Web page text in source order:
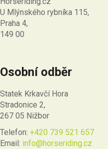
U Mlýnského rybníka 115,
Praha 4,
149 00
Osobní odběr
Statek Krkavčí Hora
Stradonice 2,
267 05 Nižbor
Telefon: +420 739 521 657
Email: info@horseriding.cz